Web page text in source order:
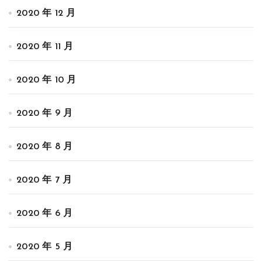
2020 年 12 月
2020 年 11 月
2020 年 10 月
2020 年 9 月
2020 年 8 月
2020 年 7 月
2020 年 6 月
2020 年 5 月